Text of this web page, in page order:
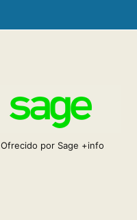
Ofrecido por Sage +info